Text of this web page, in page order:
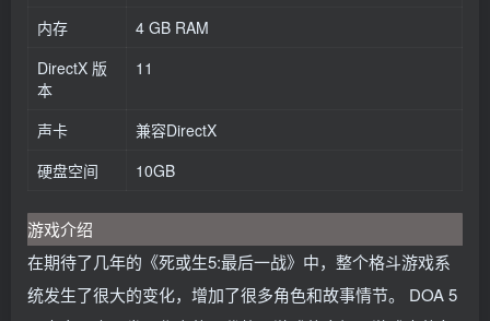
内存
4 GB RAM
DirectX 版
本
11
声卡
兼容DirectX
硬盘空间
10GB
游戏介绍
在期待了几年的《死或生5:最后一战》中，整个格斗游戏系
统发生了很大的变化，增加了很多角色和故事情节。 DOA 5